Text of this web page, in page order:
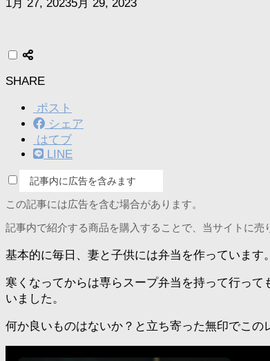
1月 27, 20235月 29, 2023
SHARE
ポスト
シェア
はてブ
LINE
記事内に広告を含みます
この記事には広告を含む場合があります。
記事内で紹介する商品を購入することで、当サイトに売
基本的に毎日、妻と子供には弁当を作っています。
寒くなってからは専らスープ弁当を持って行っ
いました。
何か良いものはないか？と立ち寄った無印でこの